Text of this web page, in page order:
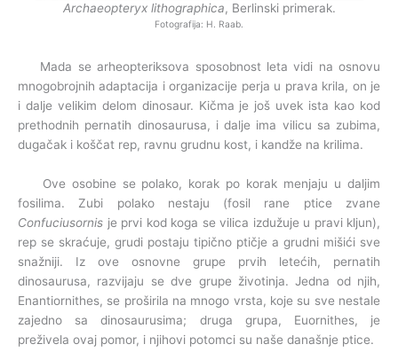
Archaeopteryx lithographica, Berlinski primerak.
Fotografija: H. Raab.
Mada se arheopteriksova sposobnost leta vidi na osnovu
mnogobrojnih adaptacija i organizacije perja u prava krila, on je
i dalje velikim delom dinosaur. Kičma je još uvek ista kao kod
prethodnih pernatih dinosaurusa, i dalje ima vilicu sa zubima,
dugačak i koščat rep, ravnu grudnu kost, i kandže na krilima.
Ove osobine se polako, korak po korak menjaju u daljim
fosilima. Zubi polako nestaju (fosil rane ptice zvane
Confuciusornis je prvi kod koga se vilica izdužuje u pravi kljun),
rep se skraćuje, grudi postaju tipično ptičje a grudni mišići sve
snažniji. Iz ove osnovne grupe prvih letećih, pernatih
dinosaurusa, razvijaju se dve grupe životinja. Jedna od njih,
Enantiornithes, se proširila na mnogo vrsta, koje su sve nestale
zajedno sa dinosaurusima; druga grupa, Euornithes, je
preživela ovaj pomor, i njihovi potomci su naše današnje ptice.